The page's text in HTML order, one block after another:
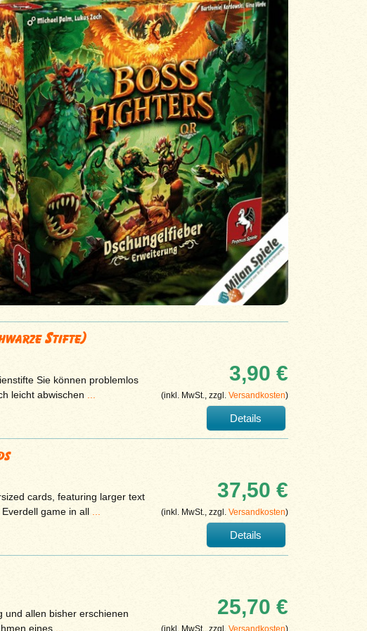
Stifte)
Sie können problemlos
leicht abwischen
3,90 €
(inkl. MwSt., zzgl. Versandkosten)
Details
cards, featuring larger text
game in all
37,50 €
(inkl. MwSt., zzgl. Versandkosten)
Details
und allen bisher erschienen
eines
25,70 €
(inkl. MwSt., zzgl. Versandkosten)